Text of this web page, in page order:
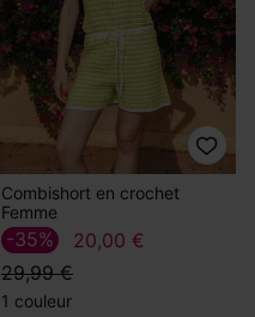
Combishort en crochet
Femme
20,00 €
29,99 €
-35%
1 couleur